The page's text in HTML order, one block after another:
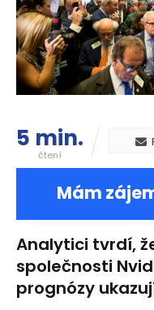
5 min.
čtení
Mám
Analytici tvrdí,
společnosti
prognózy